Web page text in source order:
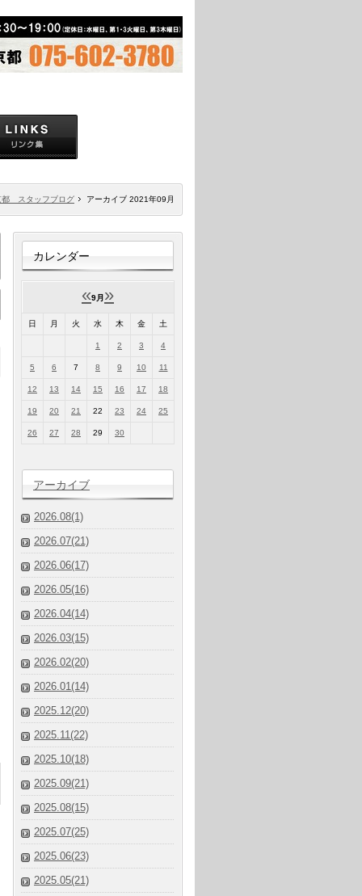
都 スタッフブログ アーカイブ 2021年09月
カレンダー
«9月 »
日 月 火 水 木 金 土
1 2 3 4
5 6 7 8 9 10 11
12 13 14 15 16 17 18
19 20 21 22 23 24 25
26 27 28 29 30
アーカイブ
2026.08(1)
2026.07(21)
2026.06(17)
2026.05(16)
2026.04(14)
2026.03(15)
2026.02(20)
2026.01(14)
2025.12(20)
2025.11(22)
2025.10(18)
2025.09(21)
2025.08(15)
2025.07(25)
2025.06(23)
2025.05(21)